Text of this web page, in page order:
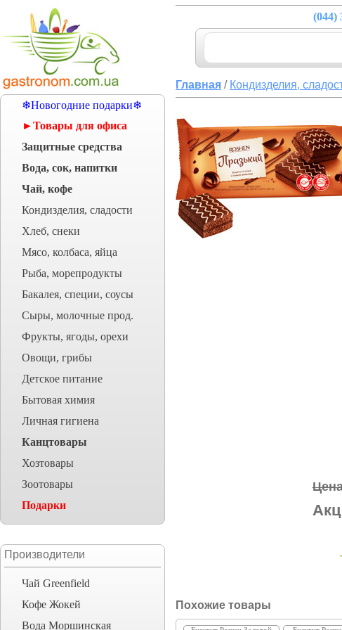
❄Новогодние подарки❄
►Товары для офиса
Защитные средства
Вода, сок, напитки
Чай, кофе
Кондизделия, сладости
Хлеб, снеки
Мясо, колбаса, яйца
Рыба, морепродукты
Бакалея, специи, соусы
Сыры, молочные прод.
Фрукты, ягоды, орехи
Овощи, грибы
Детское питание
Бытовая химия
Личная гигиена
Канцтовары
Хозтовары
Зоотовары
Подарки
Производители
Чай Greenfield
Кофе Жокей
Вода Моршинская
(044)
Главная / Кондизделия,
Похожие товары